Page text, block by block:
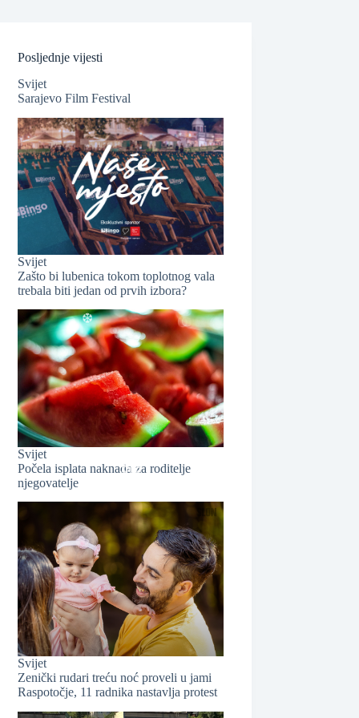
Posljednje vijesti
Svijet
Sarajevo Film Festival
Svijet
Zašto bi lubenica tokom toplotnog vala
trebala biti jedan od prvih izbora?
Svijet
Počela isplata naknada za roditelje
njegovatelje
Svijet
Zenički rudari treću noć proveli u jami
Raspotočje, 11 radnika nastavlja protest
❆
❆
❆
❆
❆